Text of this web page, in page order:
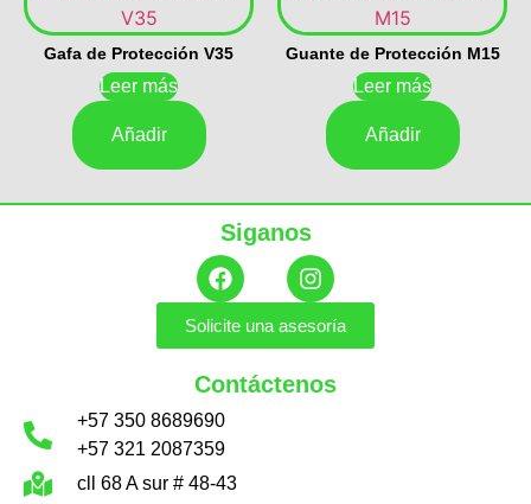
Gafa de Protección V35
Leer más
Añadir
Guante de Protección M15
Leer más
Añadir
Contáctenos
+57 350 8689690
+57 321 2087359
cll 68 A sur # 48-43
Siganos
Solicite una asesoría